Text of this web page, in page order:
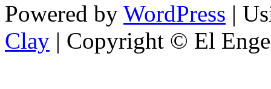
Powered by WordPress |
Clay | Copyright © El